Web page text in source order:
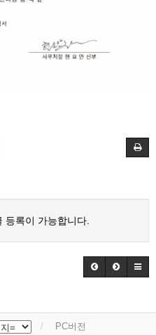
등록이 가능합니다.
PC버전